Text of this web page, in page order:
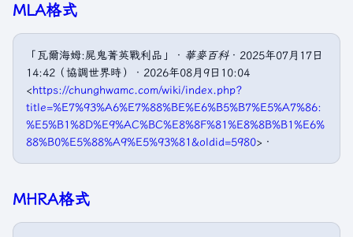
MLA格式
「瓦爾海姆:屍鬼菁英戰利品」． 華麥百科．2025年07月17日
14:42（協調世界時）．2026年08月9日10:04
<https://chunghwamc.com/wiki/index.php?
title=%E7%93%A6%E7%88%BE%E6%B5%B7%E5%A7%86:
%E5%B1%8D%E9%AC%BC%E8%8F%81%E8%8B%B1%E6%
88%B0%E5%88%A9%E5%93%81&oldid=5980>．
MHRA格式